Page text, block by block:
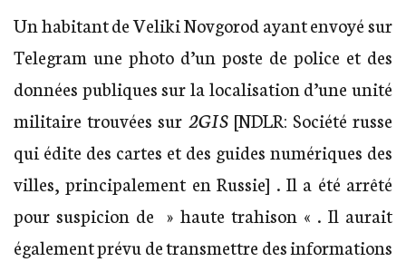
Un habitant de Veliki Novgorod ayant envoyé sur
Telegram une photo d’un poste de police et des
données publiques sur la localisation d’une unité
militaire trouvées sur 2GIS[NDLR: Société russe
qui édite des cartes et des guides numériques des
villes, principalement en Russie] . Il a été arrêté
pour suspicion de » haute trahison « . Il aurait
également prévu de transmettre des informations